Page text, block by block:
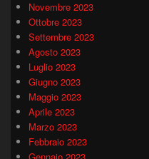
Novembre 2023
Ottobre 2023
Settembre 2023
Agosto 2023
Luglio 2023
Giugno 2023
Maggio 2023
Aprile 2023
Marzo 2023
Febbraio 2023